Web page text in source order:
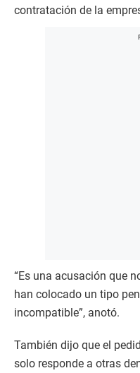
contratación de la
“Es una acusación que
han colocado un tipo
incompatible”, anotó.
También dijo que el
solo responde a otras